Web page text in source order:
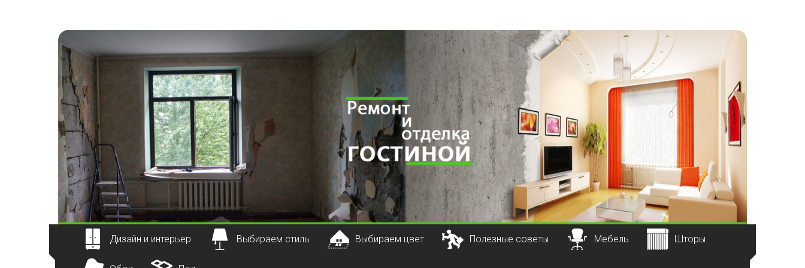
Дизайн и интерьер Выбираем стиль Выбираем цвет Полезные советы Мебель Шторы